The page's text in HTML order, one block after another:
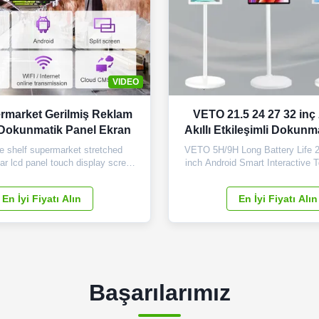
VIDEO
Gerilmiş Reklam
Panel Ekran
shelf supermarket stretched
lcd panel touch display screen
Overall Dimension 760 x 258 x
LCD Type Samsung TFT-LCD
1920×540 Display Color
En İyi Fiyatı Alın
VETO 21.5 24 27 32
Akıllı Etkileşimli
Mobil Kablosuz
VETO 5H/9H Long Battery Life
inch Android Smart Interactive
Our Product: 1. Universal App
Download and enjoy every app
our product. Its versatile
En İyi Fiyatı Alın
Başarılarımız